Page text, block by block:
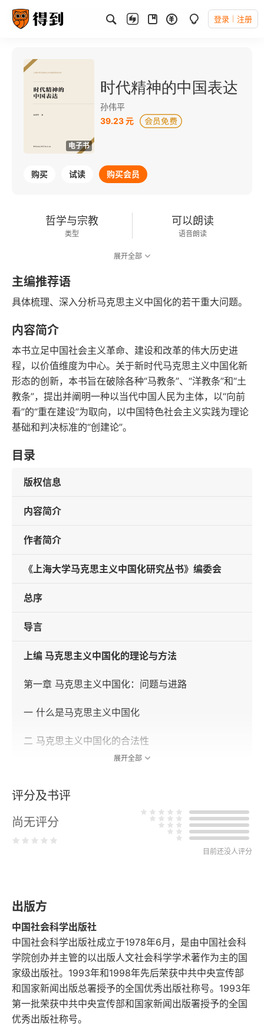
登录 注册
电子书
时代精神的中国表达
孙伟平
39.23 元
购买 试读 购买会员
哲学与宗教
类型
可以朗读
语音朗读
展开全部
主编推荐语
具体梳理、深入分析马克思主义中国化的若干重大问题。
内容简介
本书立足中国社会主义革命、建设和改革的伟大历史进
程，以价值维度为中心。关于新时代马克思主义中国化新
形态的创新，本书旨在破除各种“马教条”、“洋教条”和“土
教条”，提出并阐明一种以当代中国人民为主体，以“向前
看”的“重在建设”为取向，以中国特色社会主义实践为理论
基础和判决标准的“创建论”。
目录
版权信息
内容简介
作者简介
《上海大学马克思主义中国化研究丛书》编委会
总序
导言
上编 马克思主义中国化的理论与方法
第一章 马克思主义中国化：问题与进路
一 什么是马克思主义中国化
二 马克思主义中国化的合法性
第二章 精华与糟粕：传统不是“烂苹果”
一 传统是什么
第三章 如何对待西方价值观：“对着干”与“创造性转
化”
一 西方资本主义价值观是人类文明发展的成果
二 资本主义价值观与社会主义价值观的本质区别
三 以开放的态度学习和借鉴西方资本主义价值观
展开全部
评分及书评
尚无评分
目前还没人评分
出版方
中国社会科学出版社
中国社会科学出版社成立于1978年6月，是由中国社会科
学院创办并主管的以出版人文社会科学学术著作为主的国
家级出版社。1993年和1998年先后荣获中共中央宣传部
和国家新闻出版总署授予的全国优秀出版社称号。1993年
第一批荣获中共中央宣传部和国家新闻出版署授予的全国
优秀出版社称号。